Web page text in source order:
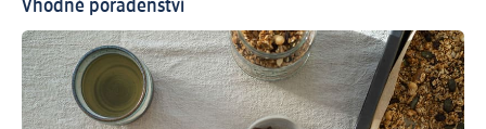
Vhodné poradenství